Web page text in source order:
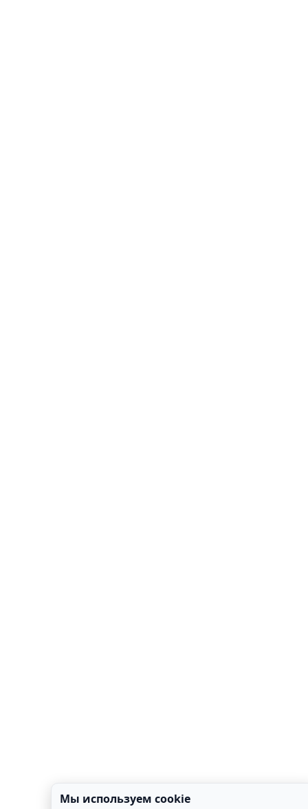
Мы используем cookie